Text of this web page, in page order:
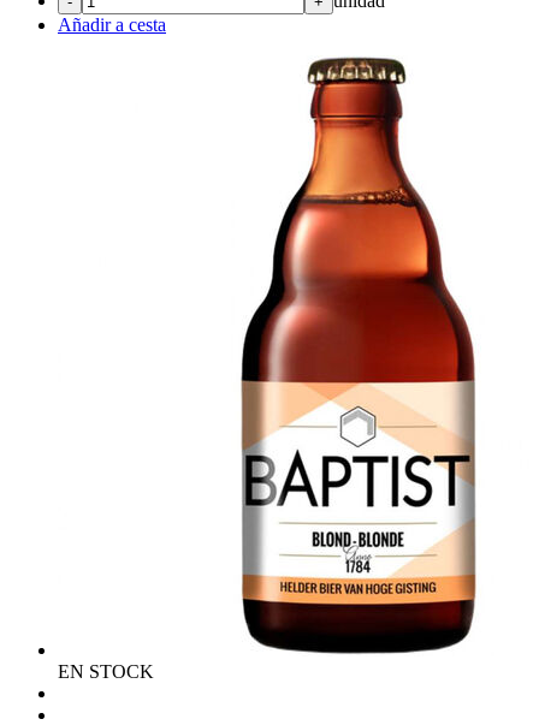
Añadir a cesta
EN STOCK